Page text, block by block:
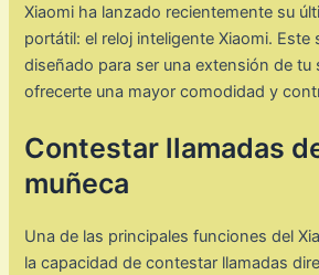
Xiaomi ha lanzado recientemente su
portátil: el reloj inteligente Xiaomi.
diseñado para ser una extensión de tu
ofrecerte una mayor comodidad y
Contestar llamadas
muñeca
Una de las principales funciones del
la capacidad de contestar llamadas